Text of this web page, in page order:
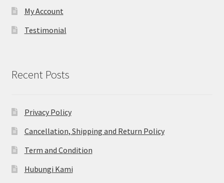
My Account
Testimonial
Recent Posts
Privacy Policy
Cancellation, Shipping and Return Policy
Term and Condition
Hubungi Kami